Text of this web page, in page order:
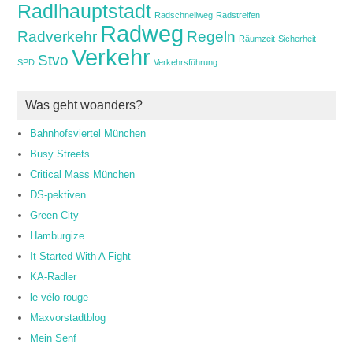
Radlhauptstadt Radschnellweg Radstreifen
Radverkehr Radweg Regeln Räumzeit Sicherheit
SPD Stvo Verkehr Verkehrsführung
Was geht woanders?
Bahnhofsviertel München
Busy Streets
Critical Mass München
DS-pektiven
Green City
Hamburgize
It Started With A Fight
KA-Radler
le vélo rouge
Maxvorstadtblog
Mein Senf